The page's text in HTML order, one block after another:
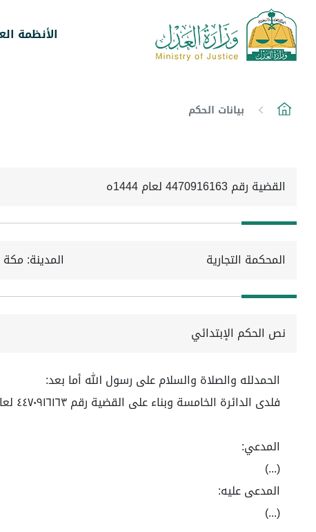
الأنظمة
بيانات الحكم
القضية رقم 4470916163 لعام 1444ه
المحكمة التجارية المدينة:
نص الحكم الإبتدائي
الحمدلله والصلاة والسلام على رسول الله أما بعد:
فلدى الدائرة الخامسة وبناء على القضية رقم ٤٤٧٠٩١٦١٦٣ لعام ١٤٤٤ه
المدعي:
(...)
المدعى عليه:
(...)